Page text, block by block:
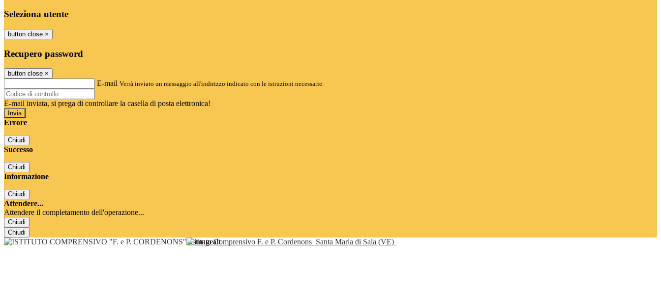
Seleziona utente
button close ×
Recupero password
button close ×
E-mail Verrà inviato un messaggio all'indirizzo indicato con le istruzioni necessarie.
E-mail inviata, si prega di controllare la casella di posta elettronica!
Errore
Chiudi
Successo
Chiudi
Informazione
Chiudi
Attendere...
Attendere il completamento dell'operazione...
Chiudi
Chiudi
Istituto Comprensivo F. e P. Cordenons Santa Maria di Sala (VE)